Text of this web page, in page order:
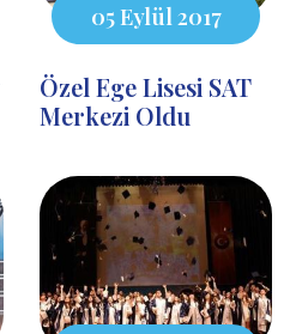
05 Eylül 2017
Özel Ege Lisesi SAT
Merkezi Oldu